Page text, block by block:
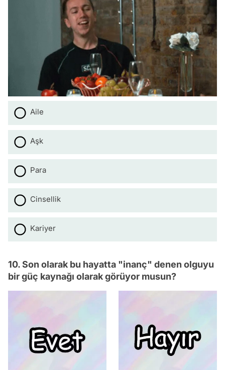
Aile
Aşk
Para
Cinsellik
Kariyer
10. Son olarak bu hayatta "inanç" denen olguyu
bir güç kaynağı olarak görüyor musun?